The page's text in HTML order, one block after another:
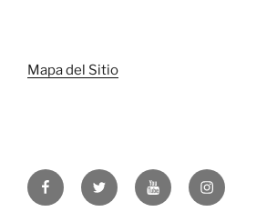
Mapa del Sitio
FacebookTwitter YouTubeInstagram